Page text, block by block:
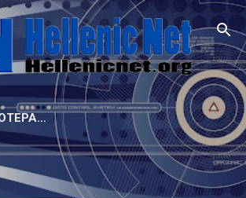
στο κύριο περιεχόμενο